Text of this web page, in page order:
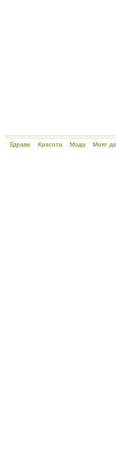
Здраве Красота Мода Моят